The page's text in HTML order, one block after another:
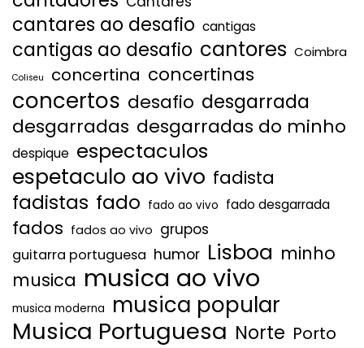
cantares ao desafio cantigas
cantigas ao desafio cantores Coimbra
Coliseu concertina concertinas
concertos desafio desgarrada
desgarradas desgarradas do minho
despique espectaculos
espetaculo ao vivo fadista
fadistas fado fado ao vivo fado desgarrada
fados fados ao vivo grupos
guitarra portuguesa humor Lisboa minho
musica musica ao vivo
musica moderna musica popular
Musica Portuguesa Norte Porto